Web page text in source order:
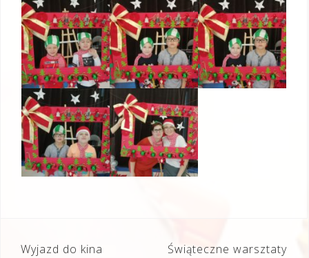
Nawigacja
Wyjazd do kina
Świąteczne warsztaty